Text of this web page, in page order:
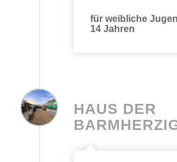
für weibliche
14 Jahren
HAUS DER